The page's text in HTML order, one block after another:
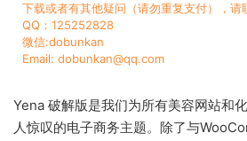
下载或者有其他疑问（请勿重复支付），请
QQ：125252828
微信:dobunkan
Email: dobunkan@qq.com
Yena 破解版是我们为所有美容网站和
人惊叹的电子商务主题。除了与